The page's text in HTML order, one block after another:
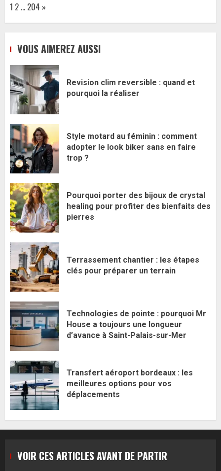
Page:
1 2 … 204 Next
»
VOUS AIMEREZ AUSSI
Revision clim reversible : quand et
pourquoi la réaliser
Style motard au féminin : comment
adopter le look biker sans en faire
trop ?
Pourquoi porter des bijoux de crystal
healing pour profiter des bienfaits des
pierres
Terrassement chantier : les étapes
clés pour préparer un terrain
Technologies de pointe : pourquoi Mr
House a toujours une longueur
d’avance à Saint-Palais-sur-Mer
Transfert aéroport bordeaux : les
meilleures options pour vos
déplacements
VOIR CES ARTICLES AVANT DE PARTIR